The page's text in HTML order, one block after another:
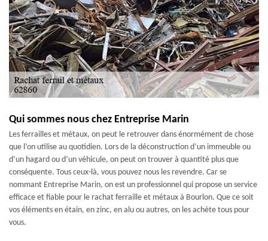
Qui sommes nous chez Entreprise Marin
Les ferrailles et métaux, on peut le retrouver dans énormément de chose
que l’on utilise au quotidien. Lors de la déconstruction d’un immeuble ou
d’un hagard ou d’un véhicule, on peut on trouver à quantité plus que
conséquente. Tous ceux-là, vous pouvez nous les revendre. Car se
nommant Entreprise Marin, on est un professionnel qui propose un service
efficace et fiable pour le rachat ferraille et métaux à Bourlon. Que ce soit
vos éléments en étain, en zinc, en alu ou autres, on les achète tous pour
vous.